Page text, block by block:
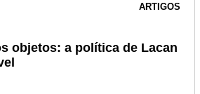
ARTIGOS
objetos: a política de Lacan